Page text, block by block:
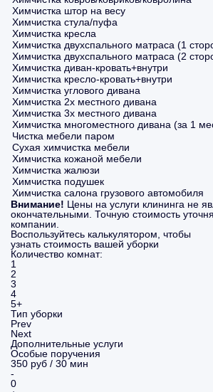
Химчистка штор на весу
Химчистка стула/пуфа
Химчистка кресла
Химчистка двухспального матраса (1
Химчистка двухспального матраса (2
Химчистка диван-кровать+внутри
Химчистка кресло-кровать+внутри
Химчистка углового дивана
Химчистка 2х местного дивана
Химчистка 3х местного дивана
Химчистка многоместного дивана (за 1
Чистка мебели паром
Сухая химчистка мебели
Химчистка кожаной мебели
Химчистка жалюзи
Химчистка подушек
Химчистка салона грузового автомобиля
Внимание! Цены на услуги клининга не
окончательными. Точную стоимость
компании.
Воспользуйтесь калькулятором, чтобы
узнать стоимость вашей уборки
Количество комнат:
1
2
3
4
5+
Тип уборки
Prev
Next
Дополнительные услуги
Особые поручения
350 руб / 30 мин
-
0